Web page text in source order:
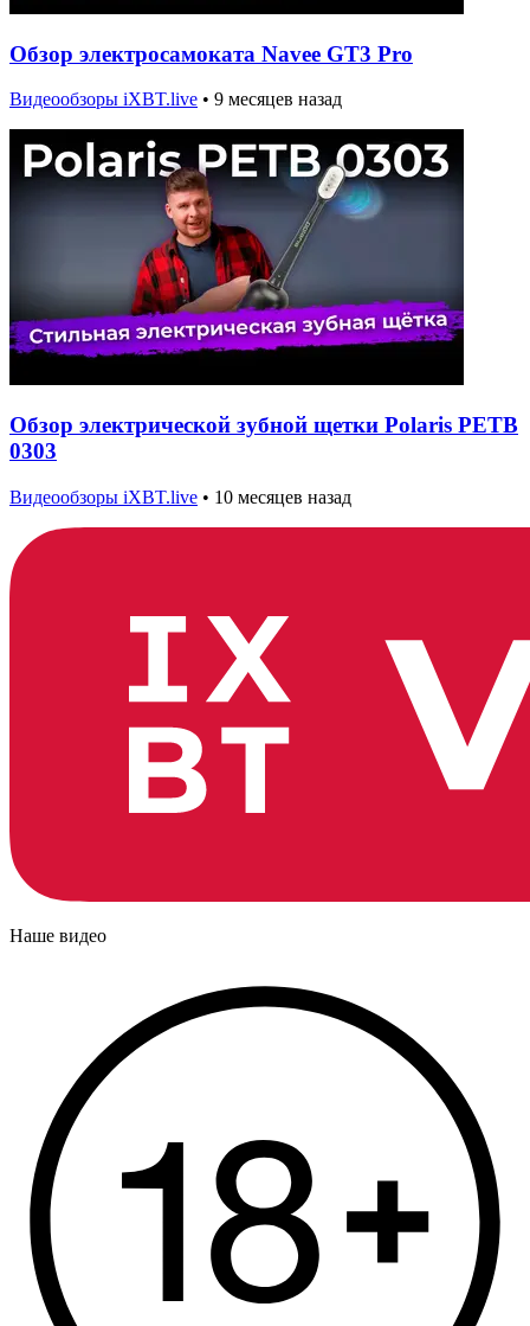
Обзор электросамоката Navee GT3 Pro
Видеообзоры iXBT.live • 9 месяцев назад
Обзор электрической зубной щетки Polaris PETB
0303
Видеообзоры iXBT.live • 10 месяцев назад
Наше видео